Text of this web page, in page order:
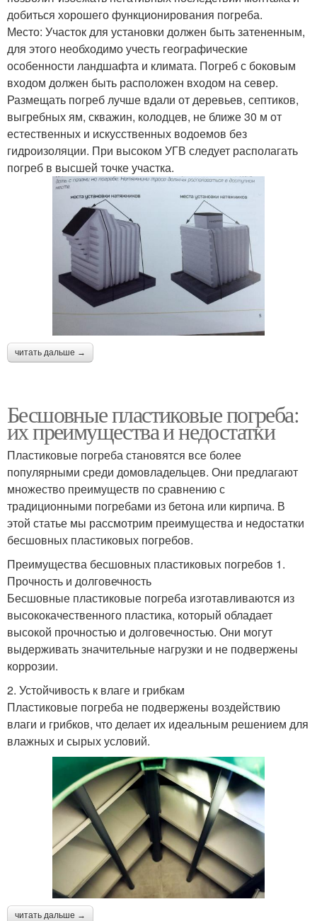
добиться хорошего функционирования погреба.
Место: Участок для установки должен быть затененным,
для этого необходимо учесть географические
особенности ландшафта и климата. Погреб с боковым
входом должен быть расположен входом на север.
Размещать погреб лучше вдали от деревьев, септиков,
выгребных ям, скважин, колодцев, не ближе 30 м от
естественных и искусственных водоемов без
гидроизоляции. При высоком УГВ следует располагать
погреб в высшей точке участка.
читать дальше →
Бесшовные пластиковые погреба:
их преимущества и недостатки
Пластиковые погреба становятся все более
популярными среди домовладельцев. Они предлагают
множество преимуществ по сравнению с
традиционными погребами из бетона или кирпича. В
этой статье мы рассмотрим преимущества и недостатки
бесшовных пластиковых погребов.
Преимущества бесшовных пластиковых погребов 1.
Прочность и долговечность
Бесшовные пластиковые погреба изготавливаются из
высококачественного пластика, который обладает
высокой прочностью и долговечностью. Они могут
выдерживать значительные нагрузки и не подвержены
коррозии.
2. Устойчивость к влаге и грибкам
Пластиковые погреба не подвержены воздействию
влаги и грибков, что делает их идеальным решением для
влажных и сырых условий.
читать дальше →